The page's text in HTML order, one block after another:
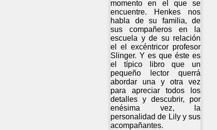
momento en el que se
encuentre. Henkes nos
habla de su familia, de
sus compañeros en la
escuela y de su relación
el el excéntricor profesor
Slinger. Y es que éste es
el típico libro que un
pequeño lector querrá
abordar una y otra vez
para apreciar todos los
detalles y descubrir, por
enésima vez, la
personalidad de Lily y sus
acompañantes.